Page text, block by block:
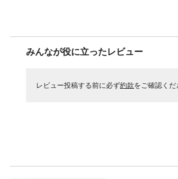
みんなが役に立ったレビュー
レビュー投稿する前に必ず約款をご確認くだ